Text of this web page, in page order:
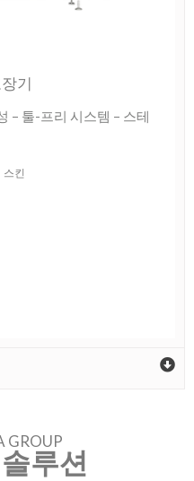
기
– 툴-프리 시스템 – 스테
스킨
GROUP
루션